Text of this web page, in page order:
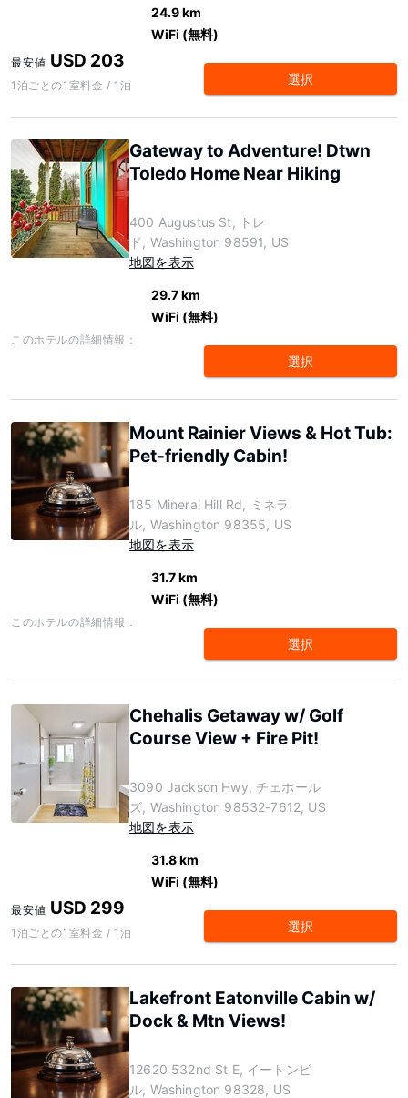
24.9 km
WiFi (無料)
最安値 USD 203
1泊ごとの1室料金 / 1泊 選択
Gateway to Adventure! Dtwn
Toledo Home Near Hiking
400 Augustus St, トレ
ド, Washington 98591, US
地図を表示
29.7 km
WiFi (無料)
このホテルの詳細情報：
選択
Mount Rainier Views & Hot Tub:
Pet-friendly Cabin!
185 Mineral Hill Rd, ミネラ
ル, Washington 98355, US
地図を表示
31.7 km
WiFi (無料)
このホテルの詳細情報：
選択
Chehalis Getaway w/ Golf
Course View + Fire Pit!
3090 Jackson Hwy, チェホール
ズ, Washington 98532-7612, US
地図を表示
31.8 km
WiFi (無料)
最安値 USD 299
1泊ごとの1室料金 / 1泊 選択
Lakefront Eatonville Cabin w/
Dock & Mtn Views!
12620 532nd St E, イートンビ
ル, Washington 98328, US